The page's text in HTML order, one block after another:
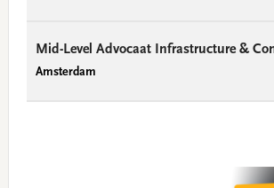
Mid-Level Advocaat Infrastructure &
Amsterdam